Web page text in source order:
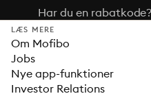
Har du en rabatkode?
LÆS MERE
Om Mofibo
Jobs
Nye app-funktioner
Investor Relations